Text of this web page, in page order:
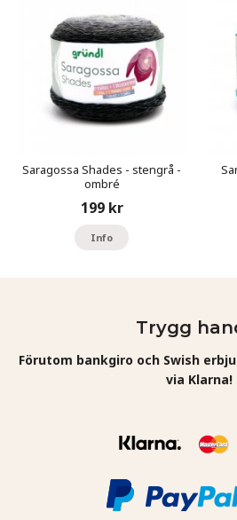
Saragossa Shades - stengrå -
ombré
199 kr
Info
Trygg
Förutom bankgiro och Swish
via Klarna!